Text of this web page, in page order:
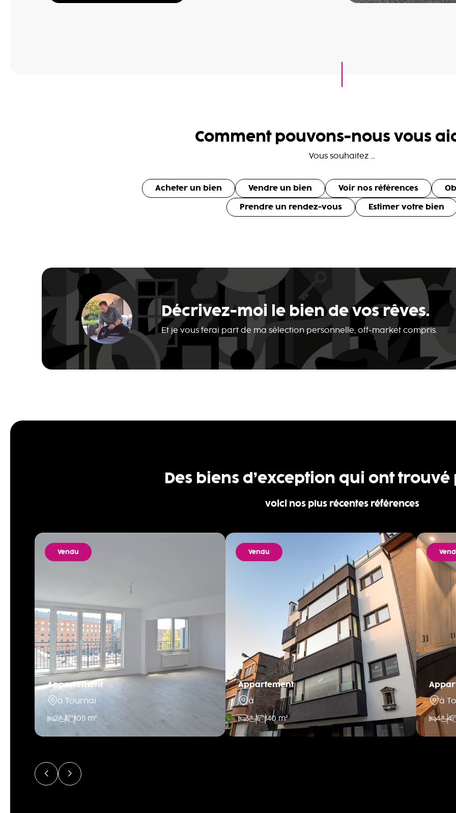
Comment pouvons-nous vous
Vous souhaitez ...
Acheter un bien Vendre un bien Voir nos références
Prendre un rendez-vous Estimer votre bien
Décrivez-moi le bien de vos rêves.
Et je vous ferai part de ma sélection personnelle, off-market compris.
Des biens d’exception qui ont
voici nos plus récentes références
Vendu
Appartement
à Tournai
2 1 105 m²
Vendu
Appartement
à
3 1 140 m²
à
4 4